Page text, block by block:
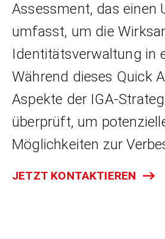
Assessment, das einen
umfasst, um die
Identitätsverwaltung in
Während dieses Quick
Aspekte der IGA-
überprüft, um
Möglichkeiten zur
JETZT KONTAKTIEREN